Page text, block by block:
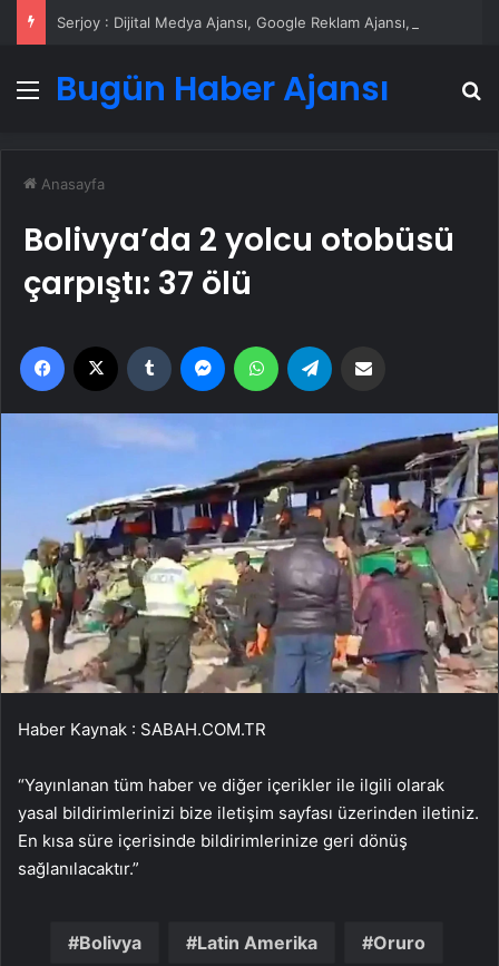
Menü
Bugün Haber Ajansı
Anasayfa
Bolivya’da 2 yolcu otobüsü
çarpıştı: 37 ölü
Facebook Tumblr MessengerWhatsApp
Haber Kaynak : SABAH.COM.TR
“Yayınlanan tüm haber ve diğer içerikler ile ilgili olarak
yasal bildirimlerinizi bize iletişim sayfası üzerinden iletiniz.
En kısa süre içerisinde bildirimlerinize geri dönüş
sağlanılacaktır.”
Bolivya Latin Amerika Oruro